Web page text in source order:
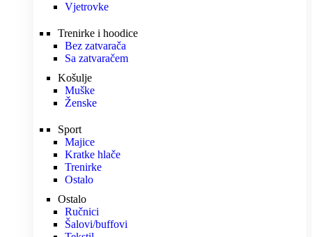
Vjetrovke
Trenirke i hoodice
Bez zatvarača
Sa zatvaračem
Košulje
Muške
Ženske
Sport
Majice
Kratke hlače
Trenirke
Ostalo
Ostalo
Ručnici
Šalovi/buffovi